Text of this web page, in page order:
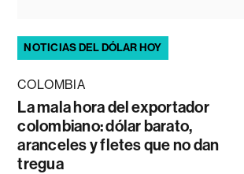
NOTICIAS DEL DÓLAR HOY
COLOMBIA
La mala hora del exportador
colombiano: dólar barato,
aranceles y fletes que no dan
tregua